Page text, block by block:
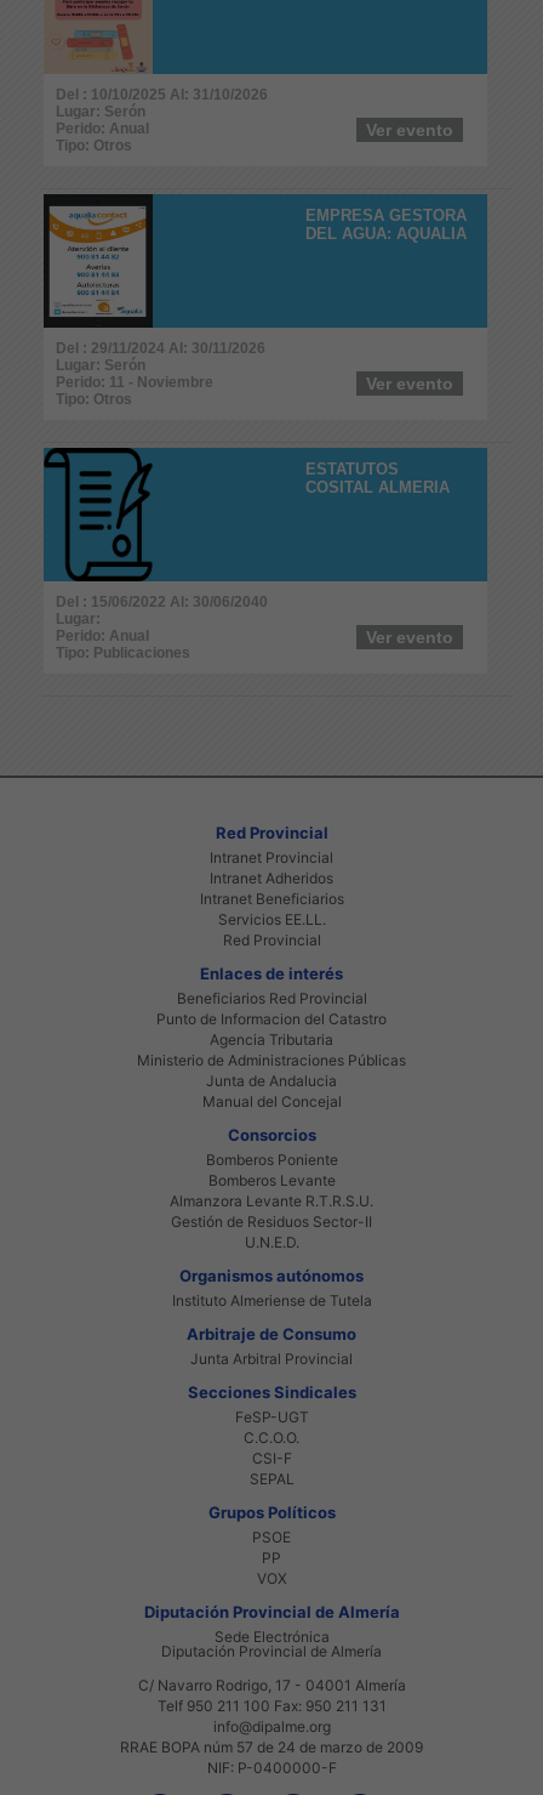
Del : 10/10/2025 Al: 31/10/2026
Lugar: Serón
Perido: Anual
Tipo: Otros
Ver evento
EMPRESA GESTORA
DEL AGUA: AQUALIA
Del : 29/11/2024 Al: 30/11/2026
Lugar: Serón
Perido: 11 - Noviembre
Tipo: Otros
Ver evento
ESTATUTOS
COSITAL ALMERIA
Del : 15/06/2022 Al: 30/06/2040
Lugar:
Perido: Anual
Tipo: Publicaciones
Ver evento
Red Provincial
Intranet Provincial
Intranet Adheridos
Intranet Beneficiarios
Servicios EE.LL.
Red Provincial
Enlaces de interés
Beneficiarios Red Provincial
Punto de Informacion del Catastro
Agencia Tributaria
Ministerio de Administraciones Públicas
Junta de Andalucia
Manual del Concejal
Consorcios
Bomberos Poniente
Bomberos Levante
Almanzora Levante R.T.R.S.U.
Gestión de Residuos Sector-II
U.N.E.D.
Organismos autónomos
Instituto Almeriense de Tutela
Arbitraje de Consumo
Junta Arbitral Provincial
Secciones Sindicales
FeSP-UGT
C.C.O.O.
CSI-F
SEPAL
Grupos Políticos
PSOE
PP
VOX
Diputación Provincial de Almería
Sede Electrónica
Diputación Provincial de Almería
C/ Navarro Rodrigo, 17 - 04001 Almería
Telf 950 211 100 Fax: 950 211 131
info@dipalme.org
RRAE BOPA núm 57 de 24 de marzo de 2009
NIF: P-0400000-F